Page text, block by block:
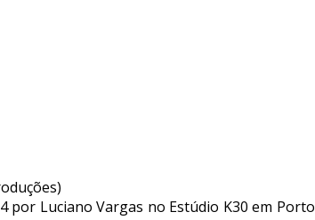
por Luciano Vargas no Estúdio K30 em Porto